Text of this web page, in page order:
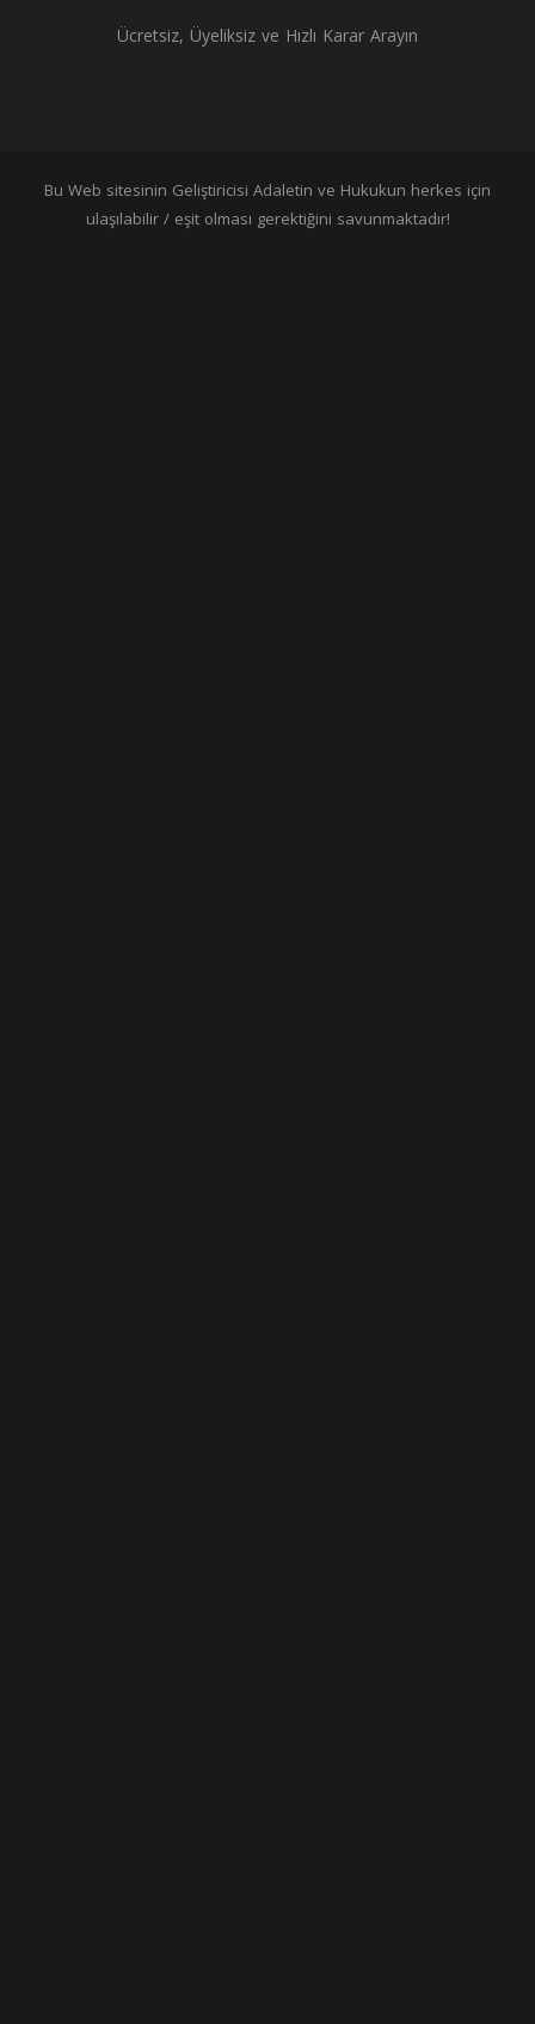
Ücretsiz, Üyeliksiz ve Hızlı Karar Arayın
Bu Web sitesinin Geliştiricisi Adaletin ve Hukukun herkes için
ulaşılabilir / eşit olması gerektiğini savunmaktadır!